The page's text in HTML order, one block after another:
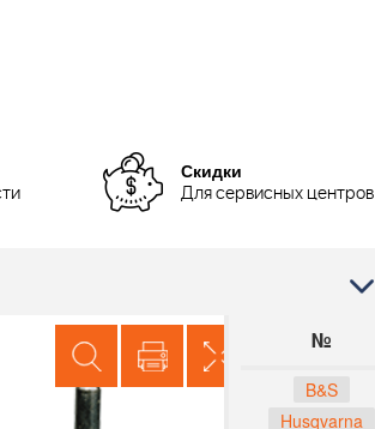
Скидки
Для сервисных центров
№
B&S
Husqvarna